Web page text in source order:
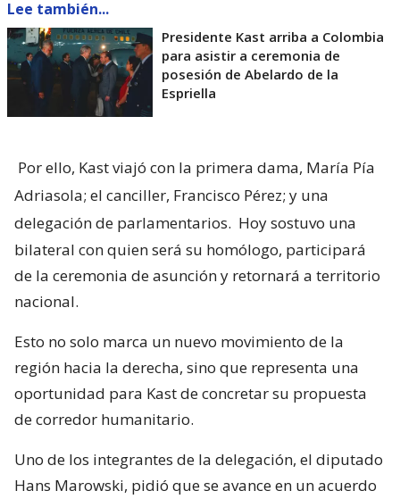
Lee también...
Presidente Kast arriba a Colombia
para asistir a ceremonia de
posesión de Abelardo de la
Espriella
Por ello, Kast viajó con la primera dama, María Pía
Adriasola; el canciller, Francisco Pérez; y una
delegación de parlamentarios. Hoy sostuvo una
bilateral con quien será su homólogo, participará
de la ceremonia de asunción y retornará a territorio
nacional.
Esto no solo marca un nuevo movimiento de la
región hacia la derecha, sino que representa una
oportunidad para Kast de concretar su propuesta
de corredor humanitario.
Uno de los integrantes de la delegación, el diputado
Hans Marowski, pidió que se avance en un acuerdo